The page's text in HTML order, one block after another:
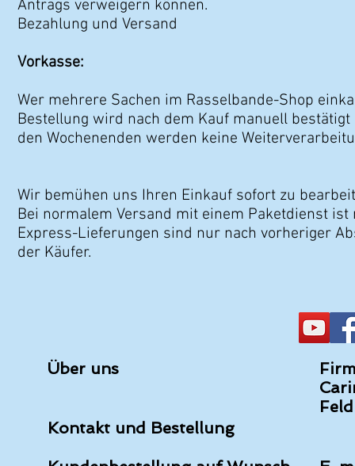
Antrags verweigern können.
Bezahlung und Versand
Vorkasse:
Wer mehrere Sachen im Rasselbande-Shop
Bestellung wird nach dem Kauf manuell
den Wochenenden werden keine
Wir bemühen uns Ihren Einkauf sofort zu
Bei normalem Versand mit einem Paketdienst
Express-Lieferungen sind nur nach vorheriger
der Käufer.
Über uns
Kontakt und Bestellung